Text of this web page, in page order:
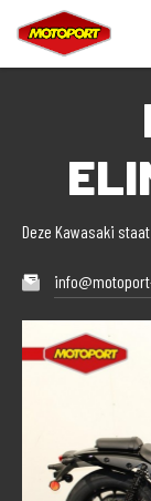
Deze Kawasaki